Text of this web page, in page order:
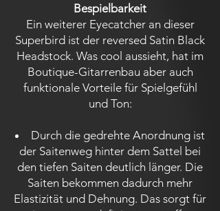
Bespielbarkeit
Ein weiterer Eyecatcher an dieser
Superbird ist der reversed Satin Black
Headstock. Was cool aussieht, hat im
Boutique-Gitarrenbau aber auch
funktionale Vorteile für Spielgefühl
und Ton:
Durch die gedrehte Anordnung ist
der Saitenweg hinter dem Sattel bei
den tiefen Saiten deutlich länger. Die
Saiten bekommen dadurch mehr
Elastizität und Dehnung. Das sorgt für